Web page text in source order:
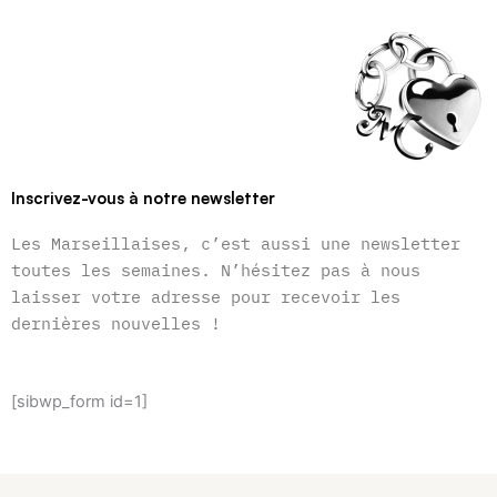
Inscrivez-vous à notre newsletter
Les Marseillaises, c’est aussi une newsletter
toutes les semaines. N’hésitez pas à nous
laisser votre adresse pour recevoir les
dernières nouvelles !
[sibwp_form id=1]